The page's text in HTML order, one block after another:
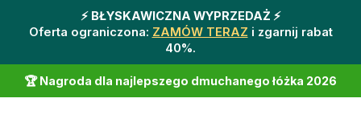
⚡️ BŁYSKAWICZNA WYPRZEDAŻ ⚡️
Oferta ograniczona: ZAMÓW TERAZ i zgarnij rabat
40%.
🏆 Nagroda dla najlepszego dmuchanego łóżka 2026